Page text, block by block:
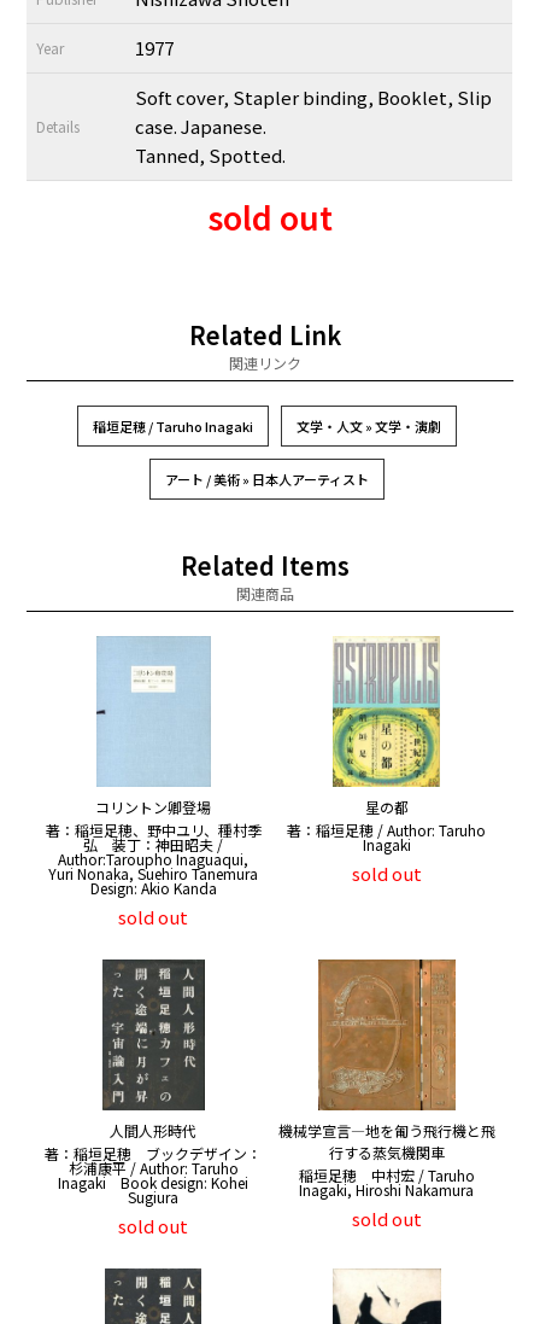
Year 1977
Details
Soft cover, Stapler binding, Booklet, Slip
case. Japanese.
Tanned, Spotted.
sold out
Related Link
関連リンク
稲垣足穂 / Taruho Inagaki 文学・人文 » 文学・演劇
アート / 美術 » 日本人アーティスト
Related Items
関連商品
コリントン卿登場
著：稲垣足穂、野中ユリ、種村季
弘 装丁：神田昭夫 /
Author:Taroupho Inaguaqui,
Yuri Nonaka, Suehiro Tanemura
Design: Akio Kanda
sold out
星の都
著：稲垣足穂 / Author: Taruho
Inagaki
sold out
人間人形時代
著：稲垣足穂 ブックデザイン：
杉浦康平 / Author: Taruho
Inagaki Book design: Kohei
Sugiura
sold out
機械学宣言―地を匍う飛行機と飛
行する蒸気機関車
稲垣足穂 中村宏 / Taruho
Inagaki, Hiroshi Nakamura
sold out